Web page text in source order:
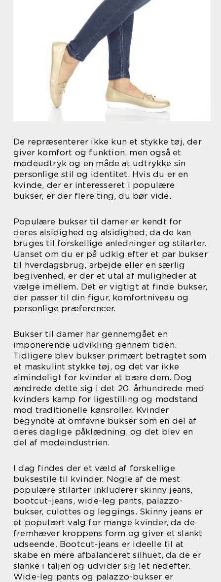
De repræsenterer ikke kun et stykke tøj, der
giver komfort og funktion, men også et
modeudtryk og en måde at udtrykke sin
personlige stil og identitet. Hvis du er en
kvinde, der er interesseret i populære
bukser, er der flere ting, du bør vide.
Populære bukser til damer er kendt for
deres alsidighed og alsidighed, da de kan
bruges til forskellige anledninger og stilarter.
Uanset om du er på udkig efter et par bukser
til hverdagsbrug, arbejde eller en særlig
begivenhed, er der et utal af muligheder at
vælge imellem. Det er vigtigt at finde bukser,
der passer til din figur, komfortniveau og
personlige præferencer.
Bukser til damer har gennemgået en
imponerende udvikling gennem tiden.
Tidligere blev bukser primært betragtet som
et maskulint stykke tøj, og det var ikke
almindeligt for kvinder at bære dem. Dog
ændrede dette sig i det 20. århundrede med
kvinders kamp for ligestilling og modstand
mod traditionelle kønsroller. Kvinder
begyndte at omfavne bukser som en del af
deres daglige påklædning, og det blev en
del af modeindustrien.
I dag findes der et væld af forskellige
buksestile til kvinder. Nogle af de mest
populære stilarter inkluderer skinny jeans,
bootcut-jeans, wide-leg pants, palazzo-
bukser, culottes og leggings. Skinny jeans er
et populært valg for mange kvinder, da de
fremhæver kroppens form og giver et slankt
udseende. Bootcut-jeans er ideelle til at
skabe en mere afbalanceret silhuet, da de er
slanke i taljen og udvider sig let nedefter.
Wide-leg pants og palazzo-bukser er